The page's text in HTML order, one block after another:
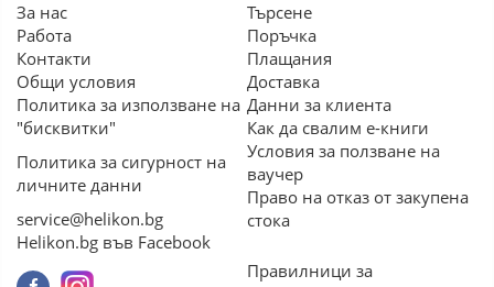
За нас
Работа
Контакти
Общи условия
Политика за използване на
"бисквитки"
Политика за сигурност на
личните данни
service@helikon.bg
Helikon.bg във Facebook
Търсене
Поръчка
Плащания
Доставка
Данни за клиента
Как да свалим е-книги
Условия за ползване на
ваучер
Право на отказ от закупена
стока
Правилници за